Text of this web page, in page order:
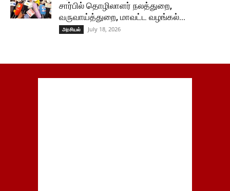
சார்பில் தொழிலாளர் நலத்துறை,
வருவாய்த்துறை, மாவட்ட வழங்கல்...
அரசியல் July 18, 2026